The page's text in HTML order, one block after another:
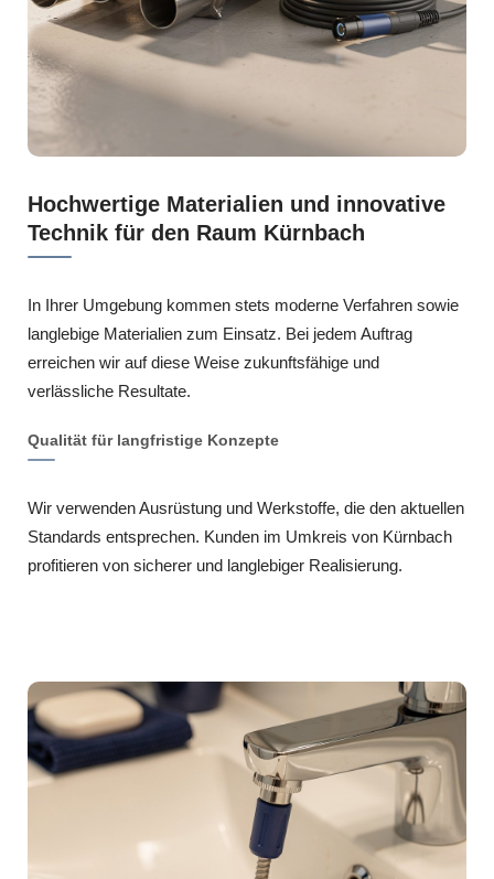
Hochwertige Materialien und innovative
Technik für den Raum Kürnbach
In Ihrer Umgebung kommen stets moderne Verfahren sowie
langlebige Materialien zum Einsatz. Bei jedem Auftrag
erreichen wir auf diese Weise zukunftsfähige und
verlässliche Resultate.
Qualität für langfristige Konzepte
Wir verwenden Ausrüstung und Werkstoffe, die den aktuellen
Standards entsprechen. Kunden im Umkreis von Kürnbach
profitieren von sicherer und langlebiger Realisierung.